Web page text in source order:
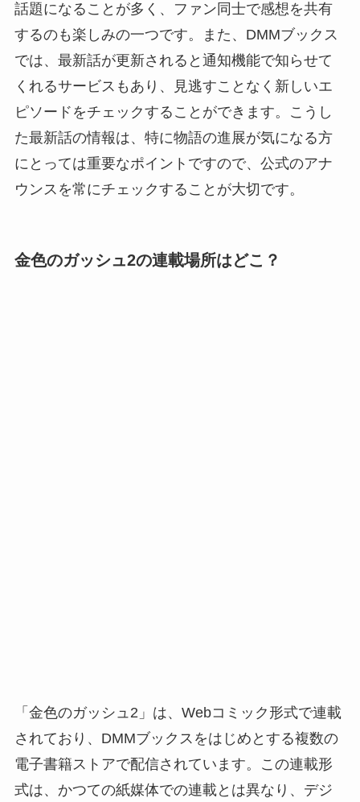
話題になることが多く、ファン同士で感想を共有
するのも楽しみの一つです。また、DMMブックス
では、最新話が更新されると通知機能で知らせて
くれるサービスもあり、見逃すことなく新しいエ
ピソードをチェックすることができます。こうし
た最新話の情報は、特に物語の進展が気になる方
にとっては重要なポイントですので、公式のアナ
ウンスを常にチェックすることが大切です。
金色のガッシュ2の連載場所はどこ？
「金色のガッシュ2」は、Webコミック形式で連載
されており、DMMブックスをはじめとする複数の
電子書籍ストアで配信されています。この連載形
式は、かつての紙媒体での連載とは異なり、デジ